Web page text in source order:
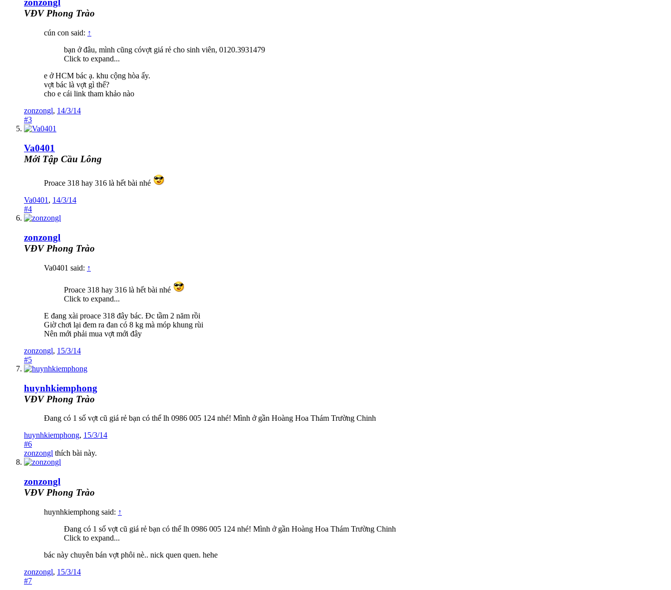
zonzongl
VĐV Phong Trào
cún con said: ↑
bạn ở đâu, mình cũng cóvợt giá rẻ cho sinh viên, 0120.3931479
Click to expand...
e ở HCM bác ạ. khu cộng hòa ấy.
vợt bác là vợt gì thế?
cho e cái link tham khảo nào
zonzongl, 14/3/14
#3
Va0401
Mới Tập Cầu Lông
Proace 318 hay 316 là hết bài nhé
Va0401 , 14/3/14
#4
zonzongl
VĐV Phong Trào
Va0401 said: ↑
Proace 318 hay 316 là hết bài nhé
Click to expand...
E đang xài proace 318 đây bác. Đc tầm 2 năm rồi
Giờ chơi lại đem ra đan có 8 kg mà móp khung rùi
Nên mới phải mua vợt mới đây
zonzongl, 15/3/14
#5
huynhkiemphong
VĐV Phong Trào
Đang có 1 số vợt cũ giá rẻ bạn có thể lh 0986 005 124 nhé! Mình ở gần Hoàng Hoa Thám Trường Chinh
huynhkiemphong, 15/3/14
#6
zonzongl thích bài này.
zonzongl
VĐV Phong Trào
huynhkiemphong said: ↑
Đang có 1 số vợt cũ giá rẻ bạn có thể lh 0986 005 124 nhé! Mình ở gần Hoàng Hoa Thám Trường Chinh
Click to expand...
bác này chuyên bán vợt phôi nè.. nick quen quen. hehe
zonzongl, 15/3/14
#7